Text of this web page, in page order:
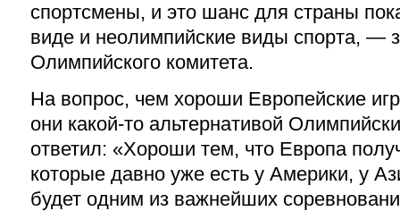
спортсмены, и это шанс для страны
виде и неолимпийские виды спорта, —
Олимпийского комитета.
На вопрос, чем хороши Европейские
они какой-то альтернативой
ответил: «Хороши тем, что Европа
которые давно уже есть у Америки, у
будет одним из важнейших